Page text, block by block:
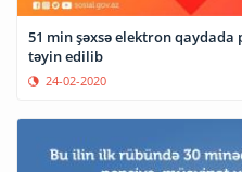
51 min şəxsə elektron
təyin edilib
24-02-2020